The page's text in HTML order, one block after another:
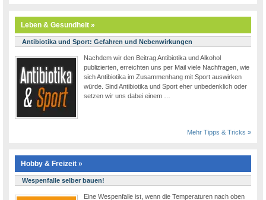
Leben & Gesundheit »
Antibiotika und Sport: Gefahren und Nebenwirkungen
Nachdem wir den Beitrag Antibiotika und Alkohol
publizierten, erreichten uns per Mail viele Nachfragen, wie
sich Antibiotika im Zusammenhang mit Sport auswirken
würde. Sind Antibiotika und Sport eher unbedenklich oder
setzen wir uns dabei einem …
Mehr Tipps & Tricks »
Hobby & Freizeit »
Wespenfalle selber bauen!
Eine Wespenfalle ist, wenn die Temperaturen nach oben